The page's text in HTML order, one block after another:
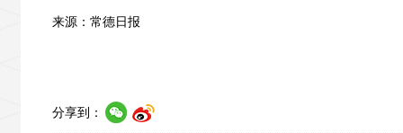
来源：常德日报
分享到：